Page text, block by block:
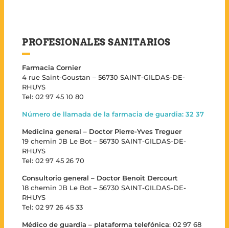
PROFESIONALES SANITARIOS
Farmacia Cornier
4 rue Saint-Goustan – 56730 SAINT-GILDAS-DE-
RHUYS
Tel: 02 97 45 10 80
Número de llamada de la farmacia de guardia: 32 37
Medicina general – Doctor Pierre-Yves Treguer
19 chemin JB Le Bot – 56730 SAINT-GILDAS-DE-
RHUYS
Tel: 02 97 45 26 70
Consultorio general – Doctor Benoit Dercourt
18 chemin JB Le Bot – 56730 SAINT-GILDAS-DE-
RHUYS
Tel: 02 97 26 45 33
Médico de guardia – plataforma telefónica: 02 97 68